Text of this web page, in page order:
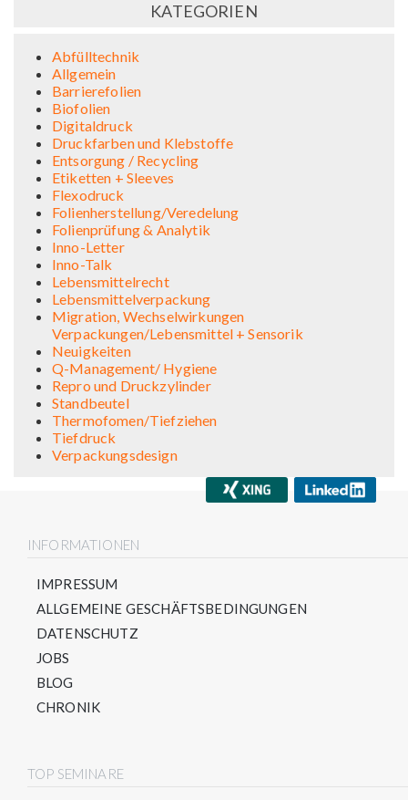
KATEGORIEN
Abfülltechnik
Allgemein
Barrierefolien
Biofolien
Digitaldruck
Druckfarben und Klebstoffe
Entsorgung / Recycling
Etiketten + Sleeves
Flexodruck
Folienherstellung/Veredelung
Folienprüfung & Analytik
Inno-Letter
Inno-Talk
Lebensmittelrecht
Lebensmittelverpackung
Migration, Wechselwirkungen
Verpackungen/Lebensmittel + Sensorik
Neuigkeiten
Q-Management/ Hygiene
Repro und Druckzylinder
Standbeutel
Thermofomen/Tiefziehen
Tiefdruck
Verpackungsdesign
INFORMATIONEN
IMPRESSUM
ALLGEMEINE GESCHÄFTSBEDINGUNGEN
DATENSCHUTZ
JOBS
BLOG
CHRONIK
TOP SEMINARE